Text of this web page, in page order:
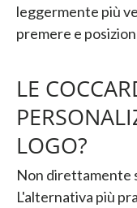
leggermente più
premere e
LE
LOGO?
Non direttamente
L'alternativa più